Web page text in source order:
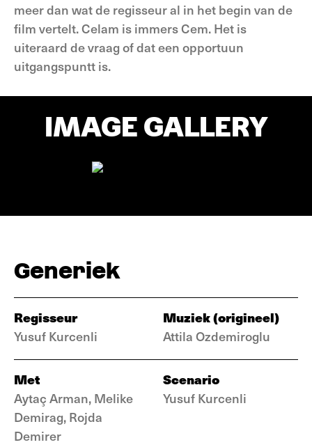
meer dan wat de regisseur al in het begin van de
film vertelt. Celam is immers Cem. Het is
uiteraard de vraag of dat een opportuun
uitgangspuntt is.
IMAGE GALLERY
Generiek
Regisseur
Yusuf Kurcenli
Muziek (origineel)
Attila Ozdemiroglu
Met
Aytaç Arman, Melike
Demirag, Rojda
Demirer
Scenario
Yusuf Kurcenli